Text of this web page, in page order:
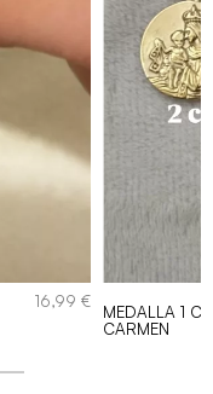
16,99€
MEDALLA 1
CARMEN